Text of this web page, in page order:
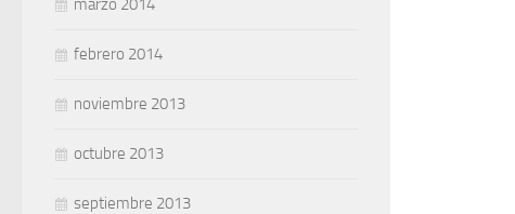
marzo 2014
febrero 2014
noviembre 2013
octubre 2013
septiembre 2013